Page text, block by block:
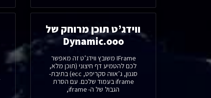
ווידג’ט תוכן מרוחק של
Dynamic.ooo
IFrame משובץ ווידג’ט זה מאפשר
לכם להטמיע דף חיצוני (תוכן מלא,
סגנון, ג’אווה סקריפט, ecc) בתיבת-
iframe בעמוד שלכם. עם הסרת
הגבול של ה- iframe,